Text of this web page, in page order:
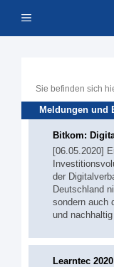
Inhalt Menü
Sie befinden sich
Meldungen und
Bitkom:
[06.05.2020]
der
Deutschland
sondern auch
und
Learntec